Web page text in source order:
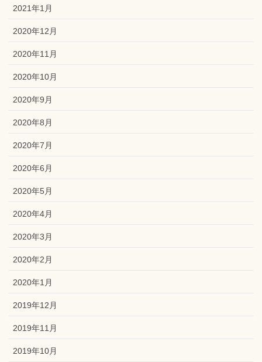
2021年1月
2020年12月
2020年11月
2020年10月
2020年9月
2020年8月
2020年7月
2020年6月
2020年5月
2020年4月
2020年3月
2020年2月
2020年1月
2019年12月
2019年11月
2019年10月